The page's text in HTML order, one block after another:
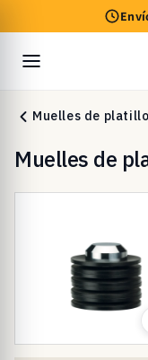
al contenido
Muelles de platillo
Muelles de